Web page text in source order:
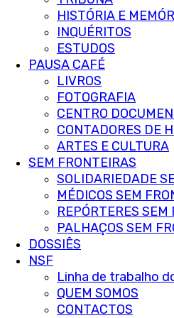
HISTÓRIA E
INQUÉRITOS
ESTUDOS
PAUSA CAFÉ
LIVROS
FOTOGRAFIA
CENTRO
CONTADORES DE
ARTES E CULTURA
SEM FRONTEIRAS
SOLIDARIEDADE
MÉDICOS SEM
REPÓRTERES SEM
PALHAÇOS SEM
DOSSIÊS
NSF
Linha de trabalho
QUEM SOMOS
CONTACTOS